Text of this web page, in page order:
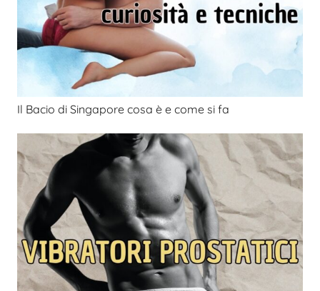
Il Bacio di Singapore cosa è e come si fa